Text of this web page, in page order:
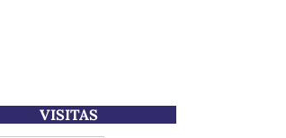
VISITAS